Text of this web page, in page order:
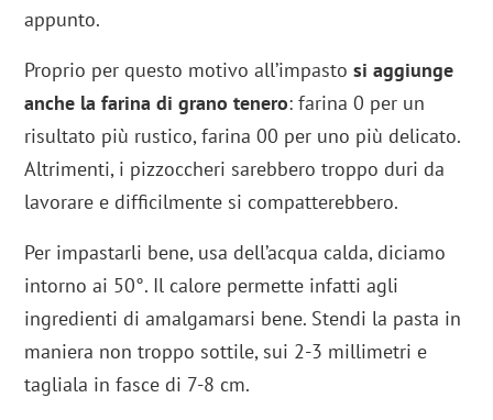
appunto.
Proprio per questo motivo all’impastosi aggiunge
anche la farina di grano tenero: farina 0 per un
risultato più rustico, farina 00 per uno più delicato.
Altrimenti, i pizzoccheri sarebbero troppo duri da
lavorare e difficilmente si compatterebbero.
Per impastarli bene, usa dell’acqua calda, diciamo
intorno ai 50°. Il calore permette infatti agli
ingredienti di amalgamarsi bene. Stendi la pasta in
maniera non troppo sottile, sui 2-3 millimetri e
tagliala in fasce di 7-8 cm.